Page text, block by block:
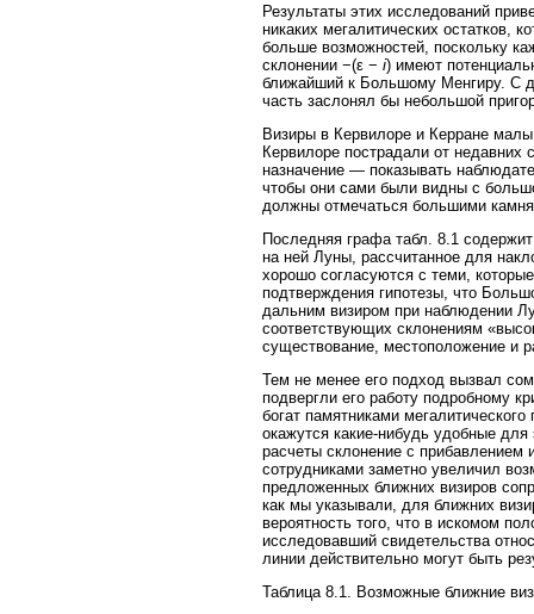
Результаты этих исследований
никаких мегалитических остатков,
больше возможностей, поскольку
склонении −(ε − i) имеют
ближайший к Большому Менгиру. С
часть заслонял бы небольшой
Визиры в Кервилоре и Керране
Кервилоре пострадали от
назначение — показывать
чтобы они сами были видны с
должны отмечаться большими
Последняя графа табл. 8.1
на ней Луны, рассчитанное для
хорошо согласуются с теми,
подтверждения гипотезы, что
дальним визиром при наблюдении
соответствующих склонениям
существование, местоположение и
Тем не менее его подход вызвал
подвергли его работу подробному
богат памятниками
окажутся какие-нибудь удобные
расчеты склонение с
сотрудниками заметно увеличил
предложенных ближних визиров
как мы указывали, для ближних
вероятность того, что в искомом
исследовавший свидетельства
линии действительно могут быть
Таблица 8.1. Возможные ближние